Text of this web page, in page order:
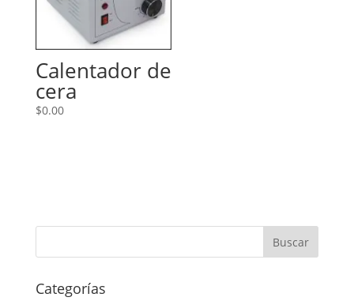
Calentador de
cera
$0.00
Categorías